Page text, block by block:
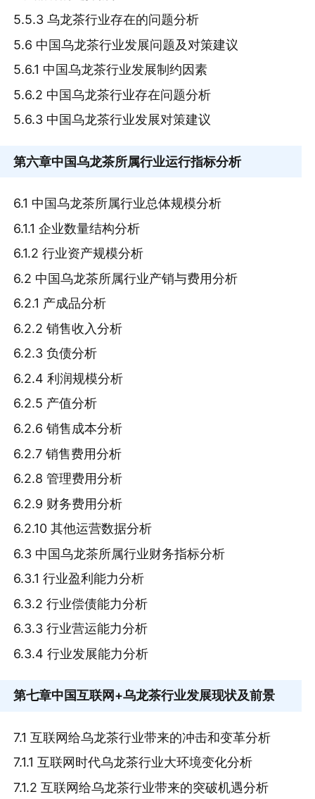
5.5.3 乌龙茶行业存在的问题分析
5.6 中国乌龙茶行业发展问题及对策建议
5.6.1 中国乌龙茶行业发展制约因素
5.6.2 中国乌龙茶行业存在问题分析
5.6.3 中国乌龙茶行业发展对策建议
第六章中国乌龙茶所属行业运行指标分析
6.1 中国乌龙茶所属行业总体规模分析
6.1.1 企业数量结构分析
6.1.2 行业资产规模分析
6.2 中国乌龙茶所属行业产销与费用分析
6.2.1 产成品分析
6.2.2 销售收入分析
6.2.3 负债分析
6.2.4 利润规模分析
6.2.5 产值分析
6.2.6 销售成本分析
6.2.7 销售费用分析
6.2.8 管理费用分析
6.2.9 财务费用分析
6.2.10 其他运营数据分析
6.3 中国乌龙茶所属行业财务指标分析
6.3.1 行业盈利能力分析
6.3.2 行业偿债能力分析
6.3.3 行业营运能力分析
6.3.4 行业发展能力分析
第七章中国互联网+乌龙茶行业发展现状及前景
7.1 互联网给乌龙茶行业带来的冲击和变革分析
7.1.1 互联网时代乌龙茶行业大环境变化分析
7.1.2 互联网给乌龙茶行业带来的突破机遇分析